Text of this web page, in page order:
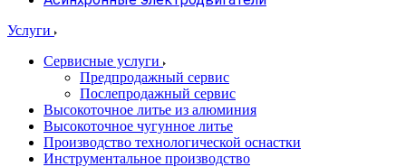
Услуги
Сервисные услуги
Предпродажный сервис
Послепродажный сервис
Высокоточное литье из алюминия
Высокоточное чугунное литье
Производство технологической оснастки
Инструментальное производство